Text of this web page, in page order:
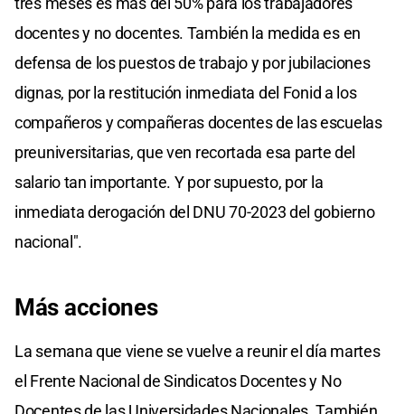
docentes y no docentes. También la medida es en
defensa de los puestos de trabajo y por jubilaciones
dignas, por la restitución inmediata del Fonid a los
compañeros y compañeras docentes de las escuelas
preuniversitarias, que ven recortada esa parte del
salario tan importante. Y por supuesto, por la
inmediata derogación del DNU 70-2023 del gobierno
nacional".
Más acciones
La semana que viene se vuelve a reunir el día martes
el Frente Nacional de Sindicatos Docentes y No